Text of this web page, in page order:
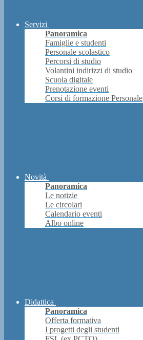
Servizi
Panoramica
Famiglie e studenti
Personale scolastico
Percorsi di studio
Volantini indirizzi di studio
Scuola digitale
Prenotazione eventi
Corsi di formazione Personale
Novità
Panoramica
Le notizie
Le circolari
Calendario eventi
Albo online
Didattica
Panoramica
Offerta formativa
I progetti degli studenti